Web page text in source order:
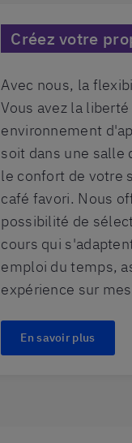
Créez votre
Avec nous, la
Vous avez la
environnement
soit dans une salle
le confort de votre
café favori. Nous
possibilité de
cours qui
emploi du temps,
expérience sur
En savoir plus